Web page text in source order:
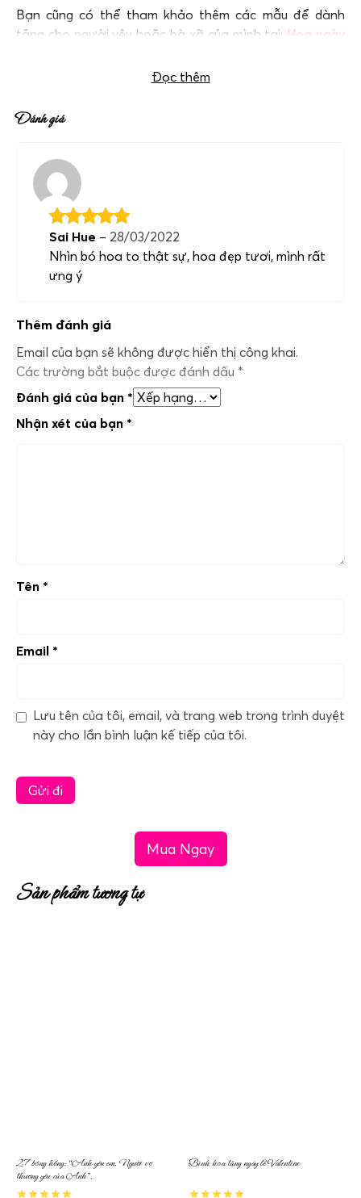
Bạn cũng có thể tham khảo thêm các mẫu để dành
tặng cho người yêu hoặc bà xã của mình tại: Hoa ngày
Đọc thêm
Đánh giá
Sai Hue – 28/03/2022
Nhìn bó hoa to thật sự, hoa đẹp tươi, mình rất
ưng ý
Thêm đánh giá
Email của bạn sẽ không được hiển thị công khai.
Các trường bắt buộc được đánh dấu *
Đánh giá của bạn *
Nhận xét của bạn *
Tên *
Email *
Lưu tên của tôi, email, và trang web trong trình duyệt
này cho lần bình luận kế tiếp của tôi.
Mua Ngay
Sản phẩm tương tự
27 bông hồng: “Anh yêu em. Người vợ
thương yêu của Anh”.
Bình hoa tặng ngày lễ Valentine